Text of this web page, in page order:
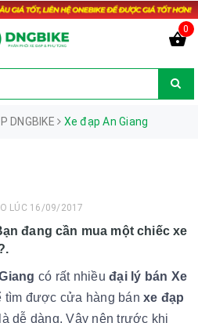
0
DNGBIKE Xe đạp An Giang
LÚC 16/09/2017
đang cần mua một chiếcxe
.
có rất nhiều đại lý bán Xe
tìm được cửa hàng bán xe đạp
dễ dàng. Vậy nên trước khi